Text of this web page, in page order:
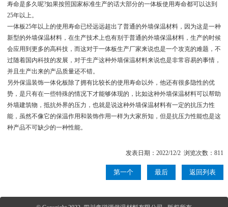
寿命是多久呢?如果按照国家标准生产的话大部分的一体板使用寿命都可以达到
25年以上。
一体板25年以上的使用寿命已经远远超出了普通的外墙保温材料，因为这是一种
新型的外墙保温材料，在生产技术上也有别于普通的外墙保温材料，生产的时候
会应用到更多的高科技，而这对于一体板生产厂家来说也是一个攻克的难题，不
过随着国内科技的发展，对于生产这种外墙保温材料来说也是非常容易的事情，
并且生产出来的产品质量还不错。
另外保温装饰一体化板除了拥有比较长的使用寿命以外，他还有很多隐性的优
势，是只有在一些特殊的情况下才能够体现的，比如这种外墙保温材料可以帮助
外墙建筑物，抵抗外界的压力，也就是说这种外墙保温材料有一定的抗压力性
能，虽然不像它的保温作用和装饰作用一样为大家所知，但是抗压力性能也是这
种产品不可缺少的一种性能。
发表日期：2022/12/2 浏览次数：811
第一个 最后 返回列表